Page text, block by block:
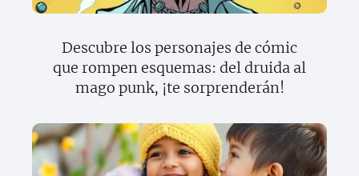
Descubre los personajes de cómic
que rompen esquemas: del druida al
mago punk, ¡te sorprenderán!